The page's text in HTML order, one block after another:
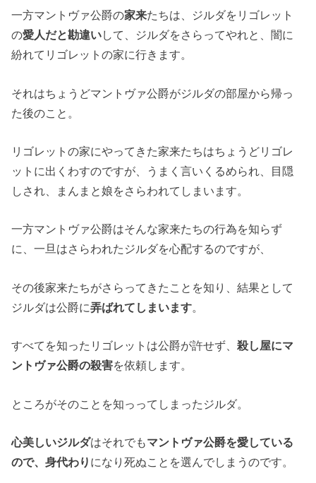
一方マントヴァ公爵の家来たちは、ジルダをリゴレット
の愛人だと勘違いして、ジルダをさらってやれと、闇に
紛れてリゴレットの家に行きます。
それはちょうどマントヴァ公爵がジルダの部屋から帰っ
た後のこと。
リゴレットの家にやってきた家来たちはちょうどリゴレ
ットに出くわすのですが、うまく言いくるめられ、目隠
しされ、まんまと娘をさらわれてしまいます。
一方マントヴァ公爵はそんな家来たちの行為を知らず
に、一旦はさらわれたジルダを心配するのですが、
その後家来たちがさらってきたことを知り、結果として
ジルダは公爵に弄ばれてしまいます。
すべてを知ったリゴレットは公爵が許せず、殺し屋にマ
ントヴァ公爵の殺害を依頼します。
ところがそのことを知っってしまったジルダ。
心美しいジルダはそれでもマントヴァ公爵を愛している
ので、身代わり になり死ぬことを選んでしまうのです。